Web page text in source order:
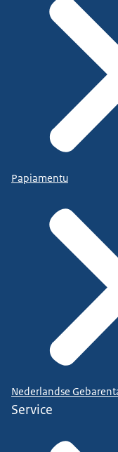
Papiamentu
Nederlandse
Service